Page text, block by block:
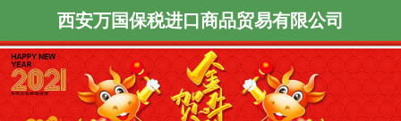
西安万国保税进口商品贸易有限公司